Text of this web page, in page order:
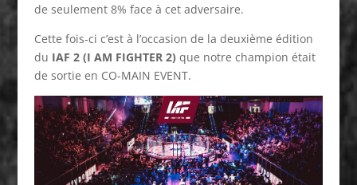
de seulement 8% face à cet adversaire.
Cette fois-ci c’est à l’occasion de la deuxième édition
du IAF 2 (I AM FIGHTER 2) que notre champion était
de sortie en CO-MAIN EVENT.